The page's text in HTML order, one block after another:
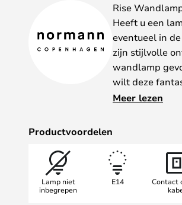
Rise
Heeft u een
eventueel in
zijn stijlvolle
wandlamp
wilt deze
wilt u en uw
Meer lezen
Productvoordelen
Lamp niet
inbegrepen
E14
Contact